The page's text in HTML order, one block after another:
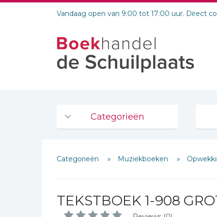
Vandaag open van 9:00 tot 17:00 uur. Direct
Categorieën
De Bijbel
Bijbelse Dagboeken 2026
Bijbelstudie groepen
Categorieën Muziekboeken
TEKSTBOEK 1-908